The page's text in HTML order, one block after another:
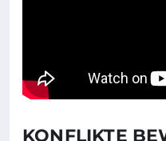
KONFLIKTE